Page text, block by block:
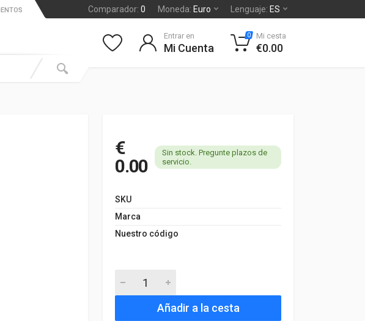
Comparador: 0 Moneda: Euro Lenguaje: ES
Entrar en
Mi Cuenta
0 Mi cesta
€0.00
€
0.00
Sin stock. Pregunte plazos de
servicio.
SKU
Marca
Nuestro código
Añadir a la cesta